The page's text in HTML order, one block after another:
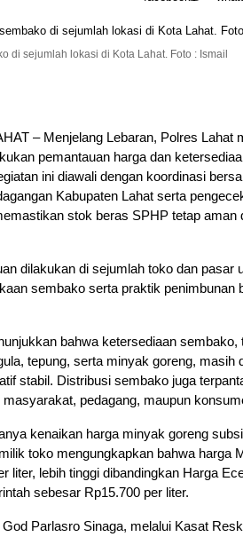
di sejumlah lokasi di Kota Lahat. Foto : Ismail
– Menjelang Lebaran, Polres Lahat
pemantauan harga dan
ini diawali dengan koordinasi
Kabupaten Lahat serta
stok beras SPHP tetap aman
dilakukan di sejumlah toko dan pasar
sembako serta praktik penimbunan
bahwa ketersediaan sembako,
tepung, serta minyak goreng, masih
stabil. Distribusi sembako juga
pedagang, maupun
kenaikan harga minyak goreng
toko mengungkapkan bahwa harga
liter, lebih tinggi dibandingkan Harga
sebesar Rp15.700 per liter.
Parlasro Sinaga, melalui Kasat